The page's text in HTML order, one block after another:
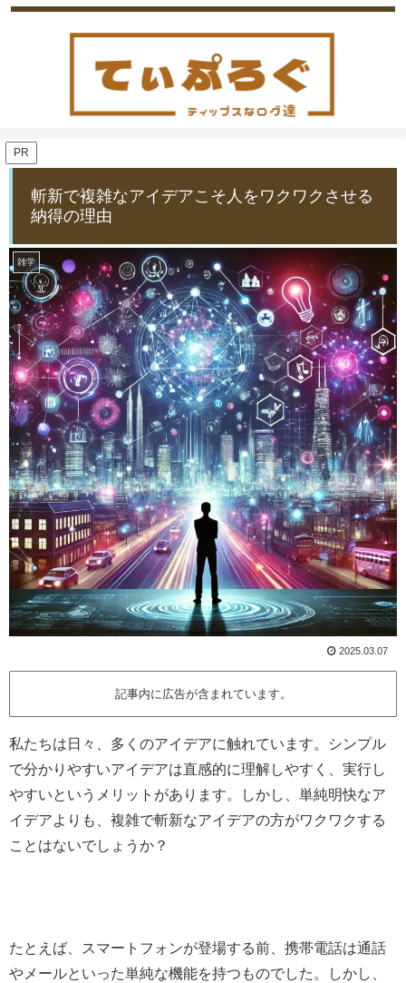
PR
斬新で複雑なアイデアこそ人をワクワクさせる
納得の理由
雑学
2025.03.07
記事内に広告が含まれています。
私たちは日々、多くのアイデアに触れています。シンプル
で分かりやすいアイデアは直感的に理解しやすく、実行し
やすいというメリットがあります。しかし、単純明快なア
イデアよりも、複雑で斬新なアイデアの方がワクワクする
ことはないでしょうか？
たとえば、スマートフォンが登場する前、携帯電話は通話
やメールといった単純な機能を持つものでした。しかし、